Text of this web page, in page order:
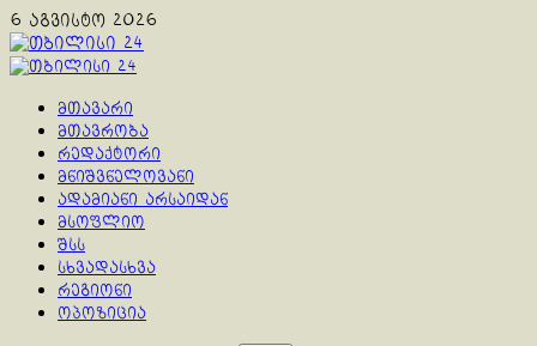
Skip
to
content
6 აგვისტო 2026
Primary
მთავარი
მთავრობა
რედაქტორი
მნიშვნელოვანი
ადამიანი არსაიდან
მსოფლიო
შსს
სხვადასხვა
რეგიონი
ოპოზიცია